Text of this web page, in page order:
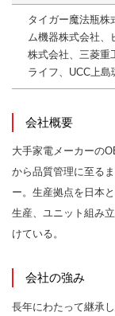
タイガー魔法瓶株
ム機器株式会社、
株式会社、三菱重
ライフ、UCC上
会社概要
大手家電メーカーの
から品質管理に至る
ー。生産拠点を日本
生産、ユニット組み
けている。
会社の強み
長年にわたって継承